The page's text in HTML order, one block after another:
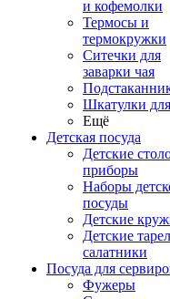
и кофемолки
Термосы и
термокружки
Ситечки для
заварки чая
Шкатулки
Ещё
Детская посуда
Детские
приборы
Наборы
посуды
Детские
Детские
салатники
Посуда для
Фужеры